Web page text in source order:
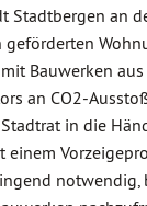
Stadtbergen an
geförderten
Bauwerken
an CO2-
in die
einem